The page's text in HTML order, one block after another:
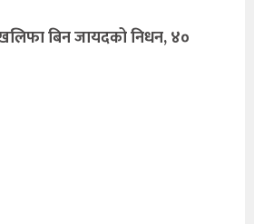
बिन जायदको निधन, ४०